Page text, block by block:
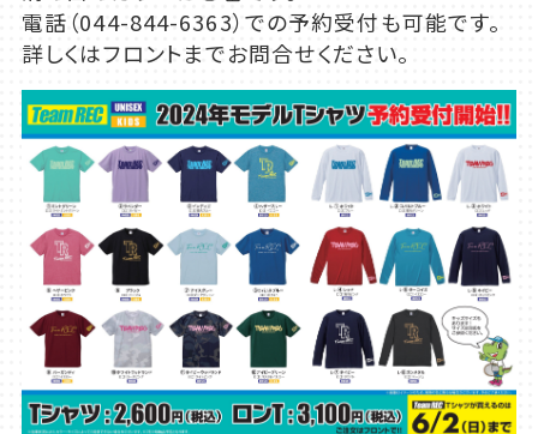
電話（044-844-6363）での予約受付も可能です。
詳しくはフロントまでお問合せください。